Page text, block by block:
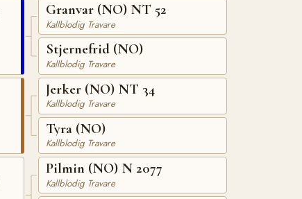
Granvar (NO) NT 52
Kallblodig Travare
Stjernefrid (NO)
Kallblodig Travare
Jerker (NO) NT 34
Kallblodig Travare
Tyra (NO)
Kallblodig Travare
Pilmin (NO) N 2077
Kallblodig Travare